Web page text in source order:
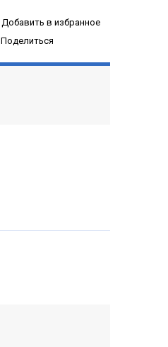
Добавить в избранное
Поделиться